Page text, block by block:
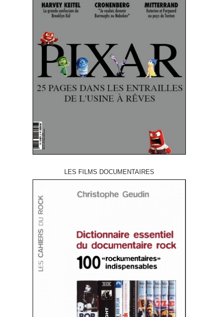
LES FILMS DOCUMENTAIRES